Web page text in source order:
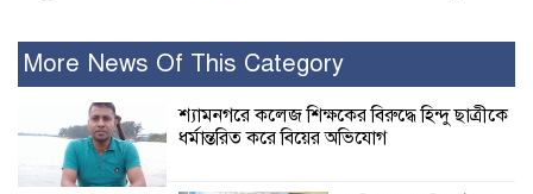
২৮ জনের সাক্ষ্য শেষ, কাদেরসহ সাতজনের
More News Of This Category
শ্যামনগরে কলেজ শিক্ষকের বিরুদ্ধে হিন্দু ছাত্রীকে
ধর্মান্তরিত করে বিয়ের অভিযোগ